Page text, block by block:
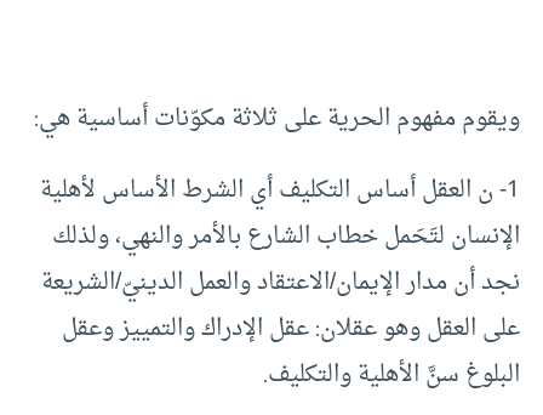
ويقوم مفهوم الحرية على ثلاثة مكوّنات أساسية هي:
1- ن العقل أساس التكليف أي الشرط الأساس لأهلية
الإنسان لتَحَمل خطاب الشارع بالأمر والنهي، ولذلك
نجد أن مدار الإيمان/الاعتقاد والعمل الدينيّ/الشريعة
على العقل وهو عقلان: عقل الإدراك والتمييز وعقل
البلوغ سنَّ الأهلية والتكليف.